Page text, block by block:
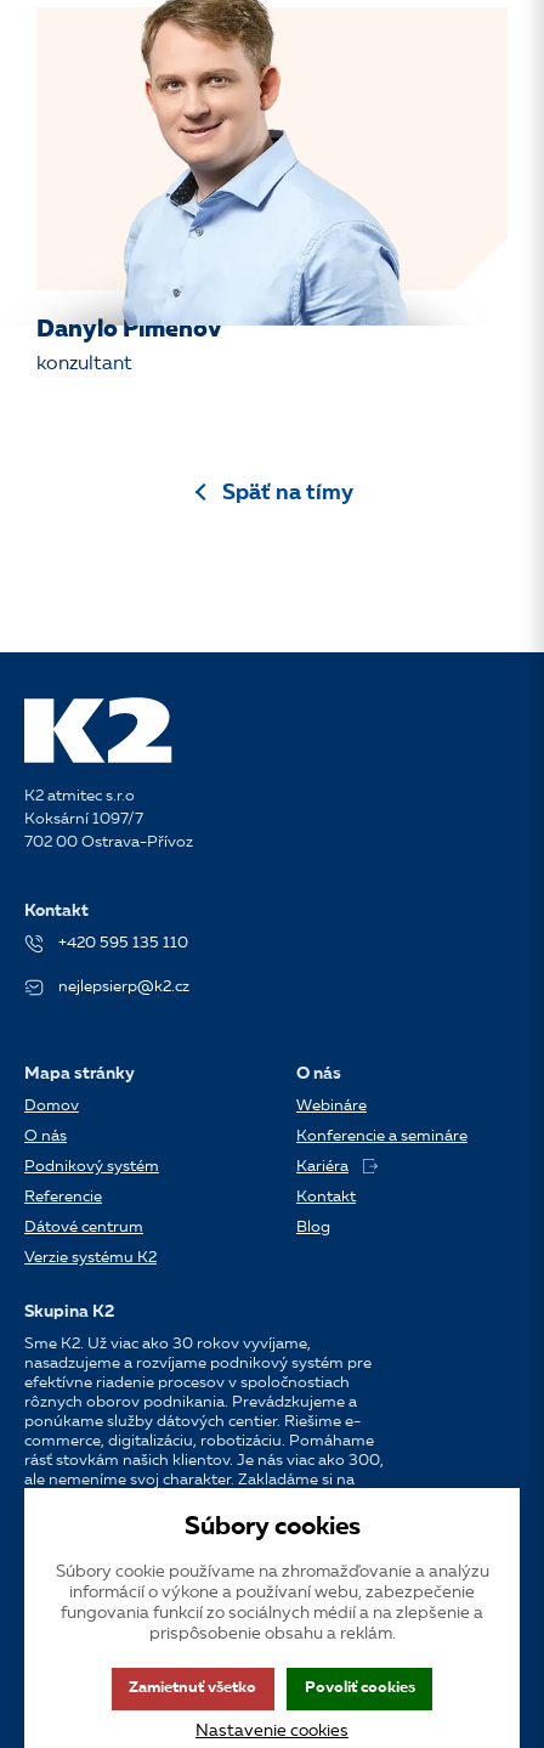
Danylo Pimenov
konzultant
Späť na tímy
K2 atmitec s.r.o
Koksární 1097/7
702 00 Ostrava-Přívoz
Kontakt
+420 595 135 110
nejlepsierp@k2.cz
Mapa stránky
Domov
O nás
Podnikový systém
Referencie
Dátové centrum
Verzie systému K2
O nás
Webináre
Konferencie a semináre
Kariéra
Kontakt
Blog
Skupina K2
Sme K2. Už viac ako 30 rokov vyvíjame,
nasadzujeme a rozvíjame podnikový systém pre
efektívne riadenie procesov v spoločnostiach
rôznych oborov podnikania. Prevádzkujeme a
ponúkame služby dátových centier. Riešime e-
commerce, digitalizáciu, robotizáciu. Pomáhame
rásť stovkám našich klientov. Je nás viac ako 300,
ale nemeníme svoj charakter. Zakladáme si na
Jazyk CS EN SK
Dotačná publicita
Zákaznícka podpora VOS
Prístupnosť
Súbory cookies
Súbory cookie používame na zhromažďovanie a analýzu
informácií o výkone a používaní webu, zabezpečenie
fungovania funkcií zo sociálnych médií a na zlepšenie a
prispôsobenie obsahu a reklám.
Zamietnuť všetko Povoliť cookies
Nastavenie cookies